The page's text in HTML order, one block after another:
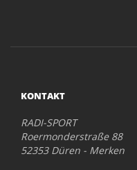
KONTAKT
RADI-SPORT
Roermonderstraße 88
52353 Düren - Merken